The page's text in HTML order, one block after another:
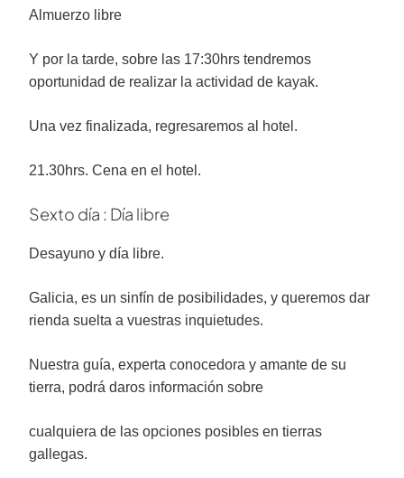
Almuerzo libre
Y por la tarde, sobre las 17:30hrs tendremos
oportunidad de realizar la actividad de kayak.
Una vez finalizada, regresaremos al hotel.
21.30hrs. Cena en el hotel.
Sexto día : Día libre
Desayuno y día libre.
Galicia, es un sinfín de posibilidades, y queremos dar
rienda suelta a vuestras inquietudes.
Nuestra guía, experta conocedora y amante de su
tierra, podrá daros información sobre
cualquiera de las opciones posibles en tierras
gallegas.